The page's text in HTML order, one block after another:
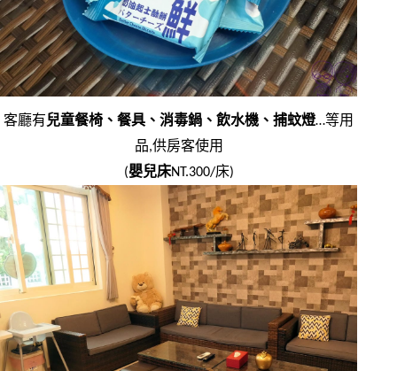
客廳有 兒童餐椅、餐具、消毒鍋、飲水機、捕蚊燈…等用
品,供房客使用
(嬰兒床NT.300/床)